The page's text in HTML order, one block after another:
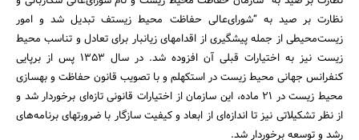
نظارت بر صید به “شورای‌عالی حفاظت محیط زیستف تبدیل شد و امور
زیست‌محیطی از جمله پیشگیری از اقدامهای زیانبار برای تعادل و تناسب محیط
زیست نیز به اختیارات قبلی آن افزوده شد. در سال 1353 پس از برپایی
کنفرانس جهانی محیط زیست در استکهلم و با تصویب قانون حفاظت و بهسازی
محیط زیست در 21 ماده، این سازمان از اختیارات قانونی تازه‌ای برخوردار شد و
از نظر تشکیلاتی نیز تا اندازه‌ای از ابعاد و کیفیت سازگار با ضرورتهای برنامه‌های
رشد و توسعه برخوردار شد.